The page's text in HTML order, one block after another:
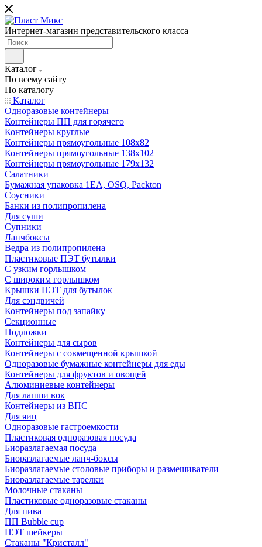
Интернет-магазин представительского класса
Каталог
По всему сайту
По каталогу
Каталог
Одноразовые контейнеры
Контейнеры ПП для горячего
Контейнеры круглые
Контейнеры прямоугольные 108х82
Контейнеры прямоугольные 138х102
Контейнеры прямоугольные 179х132
Салатники
Бумажная упаковка 1ЕА, OSQ, Packton
Соусники
Банки из полипропилена
Для суши
Супники
Ланчбоксы
Ведра из полипропилена
Пластиковые ПЭТ бутылки
С узким горлышком
С широким горлышком
Крышки ПЭТ для бутылок
Для сэндвичей
Контейнеры под запайку
Секционные
Подложки
Контейнеры для сыров
Контейнеры с совмещенной крышкой
Одноразовые бумажные контейнеры для еды
Контейнеры для фруктов и овощей
Алюминиевые контейнеры
Для лапши вок
Контейнеры из ВПС
Для яиц
Одноразовые гастроемкости
Пластиковая одноразовая посуда
Биоразлагаемая посуда
Биоразлагаемые ланч-боксы
Биоразлагаемые столовые приборы и размешиватели
Биоразлагаемые тарелки
Молочные стаканы
Пластиковые одноразовые стаканы
Для пива
ПП Bubble cup
ПЭТ шейкеры
Стаканы "Кристалл"